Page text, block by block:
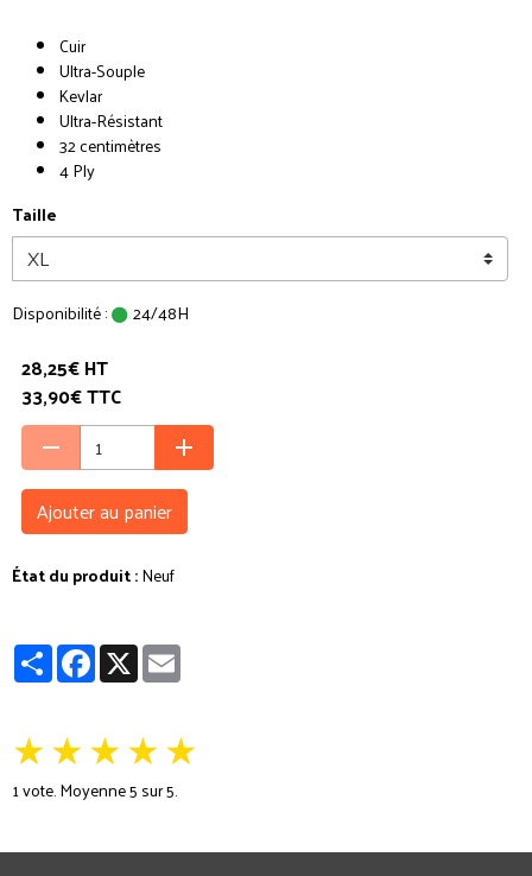
Cuir
Ultra-Souple
Kevlar
Ultra-Résistant
32 centimètres
4 Ply
Taille
Disponibilité : 24/48H
28,25€ HT
33,90€ TTC
Ajouter au panier
État du produit :Neuf
PartagerFacebook
X
★★★★★
1vote. Moyenne5 sur 5.